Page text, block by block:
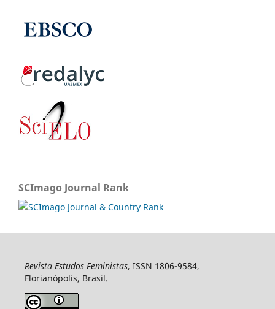
SCImago Journal Rank
Revista Estudos Feministas, ISSN 1806-9584,
Florianópolis, Brasil.